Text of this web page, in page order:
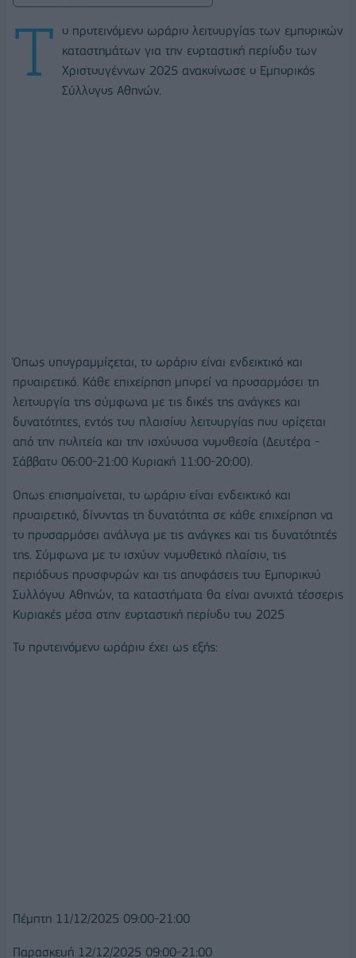
Τ
ο προτεινόμενο ωράριο λειτουργίας των εμπορικών
καταστημάτων για την εορταστική περίοδο των
Χριστουγέννων 2025 ανακοίνωσε ο Εμπορικός
Σύλλογος Αθηνών.
Όπως υπογραμμίζεται, το ωράριο είναι ενδεικτικό και
προαιρετικό. Κάθε επιχείρηση μπορεί να προσαρμόσει τη
λειτουργία της σύμφωνα με τις δικές της ανάγκες και
δυνατότητες, εντός του πλαισίου λειτουργίας που ορίζεται
από την πολιτεία και την ισχύουσα νομοθεσία (Δευτέρα -
Σάββατο 06:00-21:00 Κυριακή 11:00-20:00).
Οπως επισημαίνεται, το ωράριο είναι ενδεικτικό και
προαιρετικό, δίνοντας τη δυνατότητα σε κάθε επιχείρηση να
το προσαρμόσει ανάλογα με τις ανάγκες και τις δυνατότητές
της. Σύμφωνα με το ισχύον νομοθετικό πλαίσιο, τις
περιόδους προσφορών και τις αποφάσεις του Εμπορικού
Συλλόγου Αθηνών, τα καταστήματα θα είναι ανοιχτά τέσσερις
Κυριακές μέσα στην εορταστική περίοδο του 2025
Το προτεινόμενο ωράριο έχει ως εξής:
Πέμπτη 11/12/2025 09:00-21:00
Παρασκευή 12/12/2025 09:00-21:00